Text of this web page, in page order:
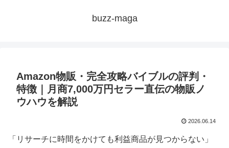
buzz-maga
Amazon物販・完全攻略バイブルの評判・
特徴｜月商7,000万円セラー直伝の物販ノ
ウハウを解説
2026.06.14
「リサーチに時間をかけても利益商品が見つからない」